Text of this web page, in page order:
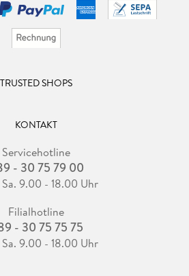
TRUSTED SHOPS
KONTAKT
Servicehotline
- 30 75 79 00
9.00 - 18.00 Uhr
Filialhotline
- 30 75 75 75
9.00 - 18.00 Uhr